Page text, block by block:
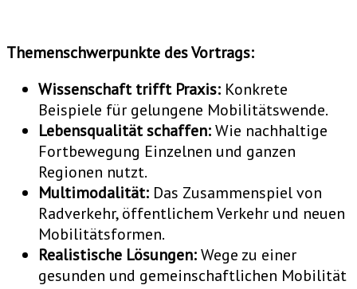
Themenschwerpunkte des Vortrags:
Wissenschaft trifft Praxis: Konkrete
Beispiele für gelungene Mobilitätswende.
Lebensqualität schaffen:Wie nachhaltige
Fortbewegung Einzelnen und ganzen
Regionen nutzt.
Multimodalität: Das Zusammenspiel von
Radverkehr, öffentlichem Verkehr und neuen
Mobilitätsformen.
Realistische Lösungen:Wege zu einer
gesunden und gemeinschaftlichen Mobilität